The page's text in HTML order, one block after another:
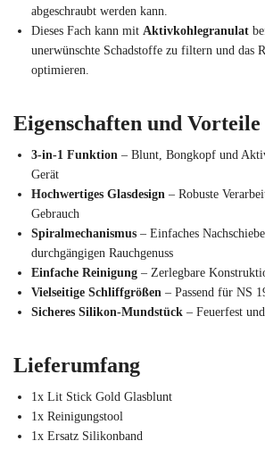
abgeschraubt werden kann.
Dieses Fach kann mit Aktivkohlegranulat
unerwünschte Schadstoffe zu filtern und das
optimieren.
Eigenschaften und Vorteile
3-in-1 Funktion – Blunt, Bongkopf und
Gerät
Hochwertiges Glasdesign – Robuste
Gebrauch
Spiralmechanismus – Einfaches
durchgängigen Rauchgenuss
Einfache Reinigung – Zerlegbare
Vielseitige Schliffgrößen – Passend für NS
Sicheres Silikon-Mundstück – Feuerfest
Lieferumfang
1x Lit Stick Gold Glasblunt
1x Reinigungstool
1x Ersatz Silikonband